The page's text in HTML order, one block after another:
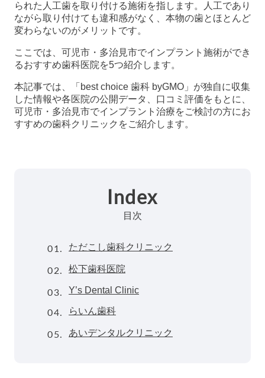
られた人工歯を取り付ける施術を指します。人工であり
ながら取り付けても違和感がなく、本物の歯とほとんど
変わらないのがメリットです。
ここでは、可児市・多治見市でインプラント施術ができ
るおすすめ歯科医院を5つ紹介します。
本記事では、「best choice 歯科 byGMO」が独自に収集
した情報や各医院の公開データ、口コミ評価をもとに、
可児市・多治見市でインプラント治療をご検討の方にお
すすめの歯科クリニックをご紹介します。
Index
目次
01. ただこし歯科クリニック
02. 松下歯科医院
03. Y’s Dental Clinic
04. らいん歯科
05. あいデンタルクリニック